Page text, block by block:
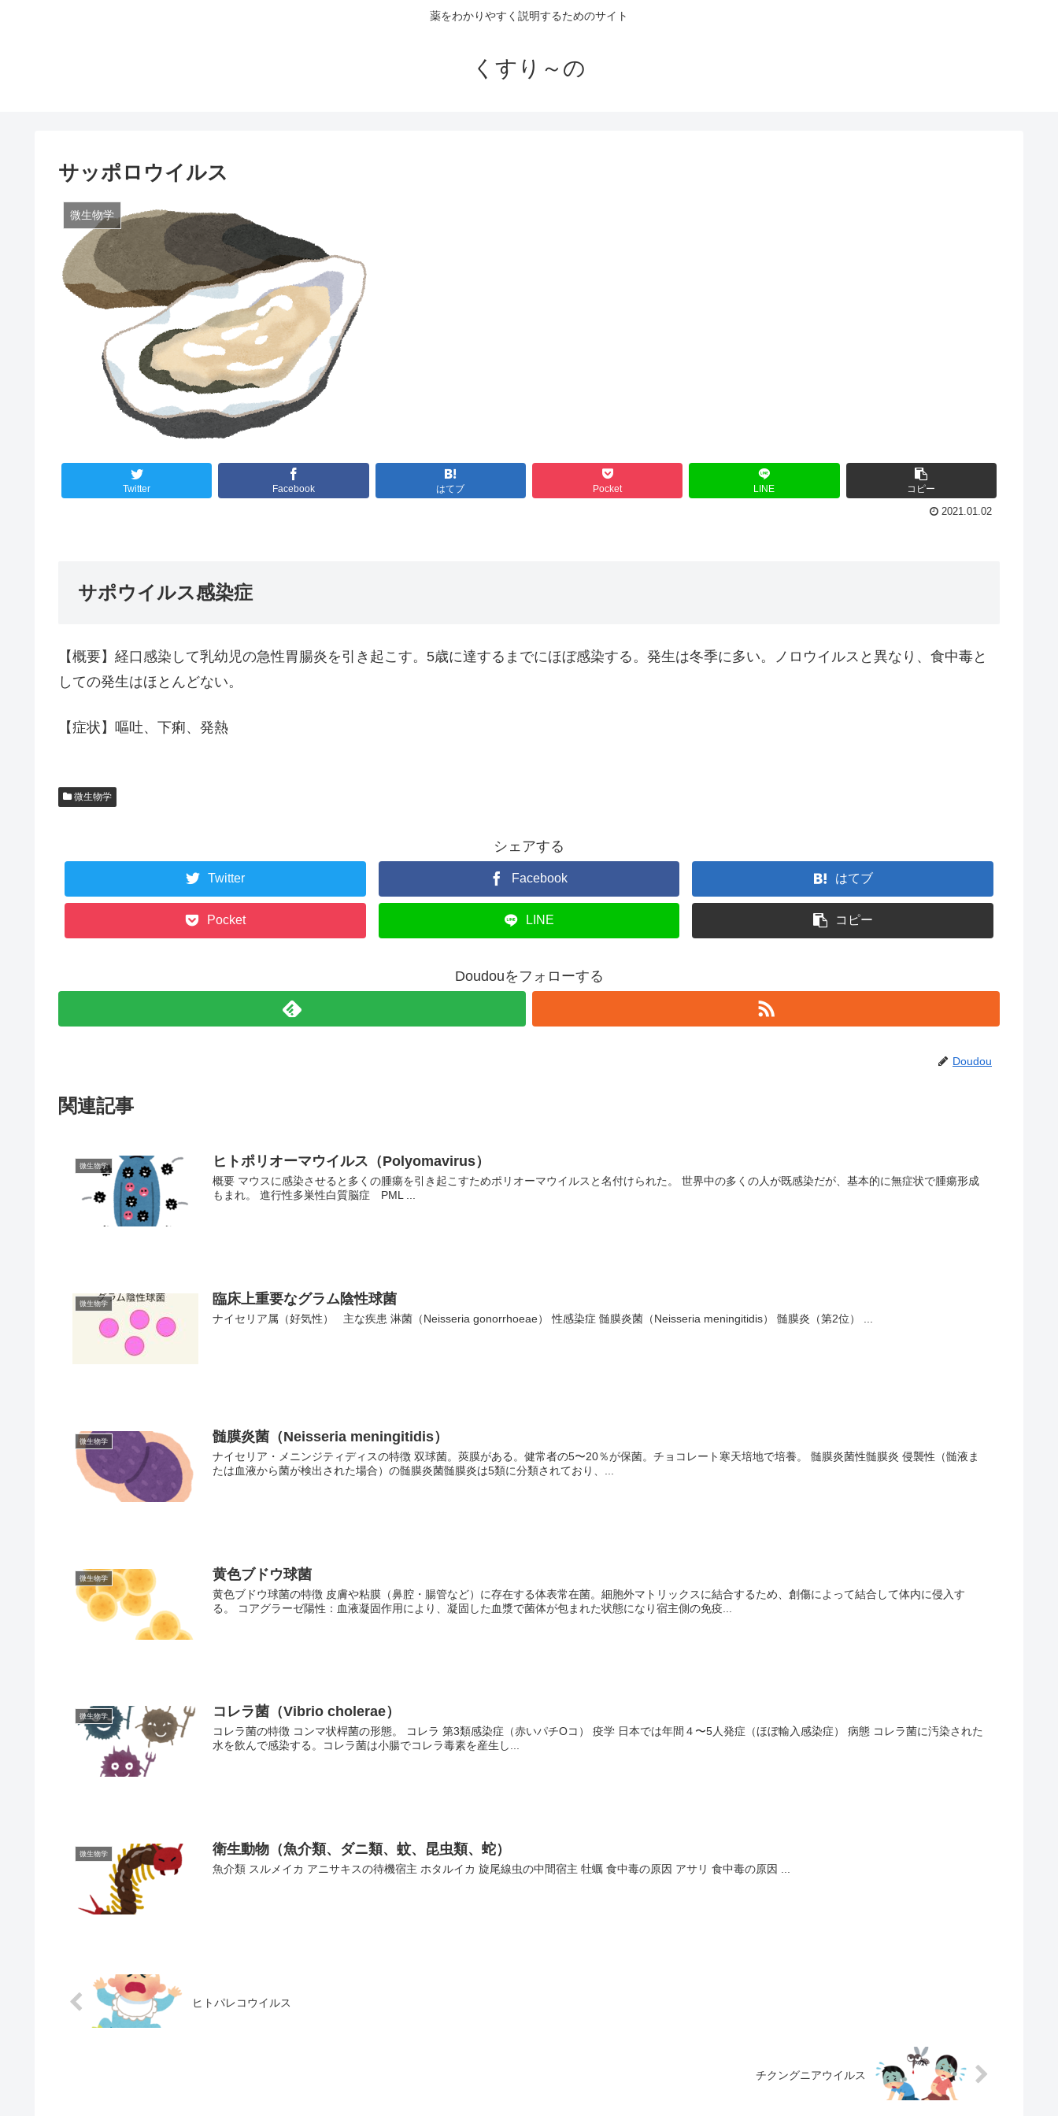
薬をわかりやすく説明するためのサイト
くすり～の
サッポロウイルス
微生物学
Twitter Facebook はてブ Pocket LINE コピー
2021.01.02
サポウイルス感染症
【概要】経口感染して乳幼児の急性胃腸炎を引き起こす。5歳に達するまでにほぼ感染する。発生は冬季に多い。ノロウイルスと異なり、食中毒と
しての発生はほとんどない。
【症状】嘔吐、下痢、発熱
微生物学
シェアする
Twitter Facebook はてブ
Pocket LINE コピー
Doudouをフォローする
Doudou
関連記事
微生物学 ヒトポリオーマウイルス（Polyomavirus）
概要 マウスに感染させると多くの腫瘍を引き起こすためポリオーマウイルスと名付けられた。 世界中の多くの人が既感染だが、基本的に無症状で腫瘍形成
もまれ。 進行性多巣性白質脳症 PML ...
微生物学 臨床上重要なグラム陰性球菌
ナイセリア属（好気性） 主な疾患 淋菌（Neisseria gonorrhoeae） 性感染症 髄膜炎菌（Neisseria meningitidis） 髄膜炎（第2位） ...
微生物学 髄膜炎菌（Neisseria meningitidis）
ナイセリア・メニンジティディスの特徴 双球菌。莢膜がある。健常者の5〜20％が保菌。チョコレート寒天培地で培養。 髄膜炎菌性髄膜炎 侵襲性（髄液ま
たは血液から菌が検出された場合）の髄膜炎菌髄膜炎は5類に分類されており、...
微生物学 黄色ブドウ球菌
黄色ブドウ球菌の特徴 皮膚や粘膜（鼻腔・腸管など）に存在する体表常在菌。細胞外マトリックスに結合するため、創傷によって結合して体内に侵入す
る。 コアグラーゼ陽性：血液凝固作用により、凝固した血漿で菌体が包まれた状態になり宿主側の免疫...
微生物学 コレラ菌（Vibrio cholerae）
コレラ菌の特徴 コンマ状桿菌の形態。 コレラ 第3類感染症（赤いパチOコ） 疫学 日本では年間４〜5人発症（ほぼ輸入感染症） 病態 コレラ菌に汚染された
水を飲んで感染する。コレラ菌は小腸でコレラ毒素を産生し...
微生物学 衛生動物（魚介類、ダニ類、蚊、昆虫類、蛇）
魚介類 スルメイカ アニサキスの待機宿主 ホタルイカ 旋尾線虫の中間宿主 牡蠣 食中毒の原因 アサリ 食中毒の原因 ...
ヒトパレコウイルス
チクングニアウイルス